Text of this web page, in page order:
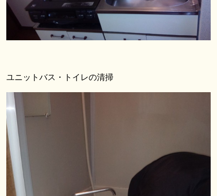
ユニットバス・トイレの清掃